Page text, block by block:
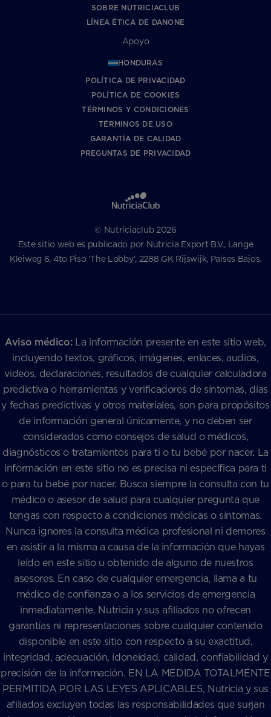
SOBRE NUTRICIACLUB
LÍNEA ÉTICA DE DANONE
Apoyo
HONDURAS
POLÍTICA DE PRIVACIDAD
POLÍTICA DE COOKIES
TÉRMINOS Y CONDICIONES
TÉRMINOS DE USO
GARANTÍA DE CALIDAD
PREGUNTAS DE PRIVACIDAD
© Nutriciaclub 2026
Este sitio web es publicado por Nutricia Export B.V., Lange
Kleiweg 6, 4to Piso ‘The Lobby’, 2288 GK Rijswijk, Países Bajos.
Aviso médico:La información presente en este sitio web,
incluyendo textos, gráficos, imágenes, enlaces, audios,
videos, declaraciones, resultados de cualquier calculadora
predictiva o herramientas y verificadores de síntomas, días
y fechas predictivas y otros materiales, son para propósitos
de información general únicamente, y no deben ser
considerados como consejos de salud o médicos,
diagnósticos o tratamientos para ti o tu bebé por nacer. La
información en este sitio no es precisa ni específica para ti
o para tu bebé por nacer. Busca siempre la consulta con tu
médico o asesor de salud para cualquier pregunta que
tengas con respecto a condiciones médicas o síntomas.
Nunca ignores la consulta médica profesional ni demores
en asistir a la misma a causa de la información que hayas
leído en este sitio u obtenido de alguno de nuestros
asesores. En caso de cualquier emergencia, llama a tu
médico de confianza o a los servicios de emergencia
inmediatamente. Nutricia y sus afiliados no ofrecen
garantías ni representaciones sobre cualquier contenido
disponible en este sitio con respecto a su exactitud,
integridad, adecuación, idoneidad, calidad, confiabilidad y
precisión de la información. EN LA MEDIDA TOTALMENTE
PERMITIDA POR LAS LEYES APLICABLES, Nutricia y sus
afiliados excluyen todas las responsabilidades que surjan